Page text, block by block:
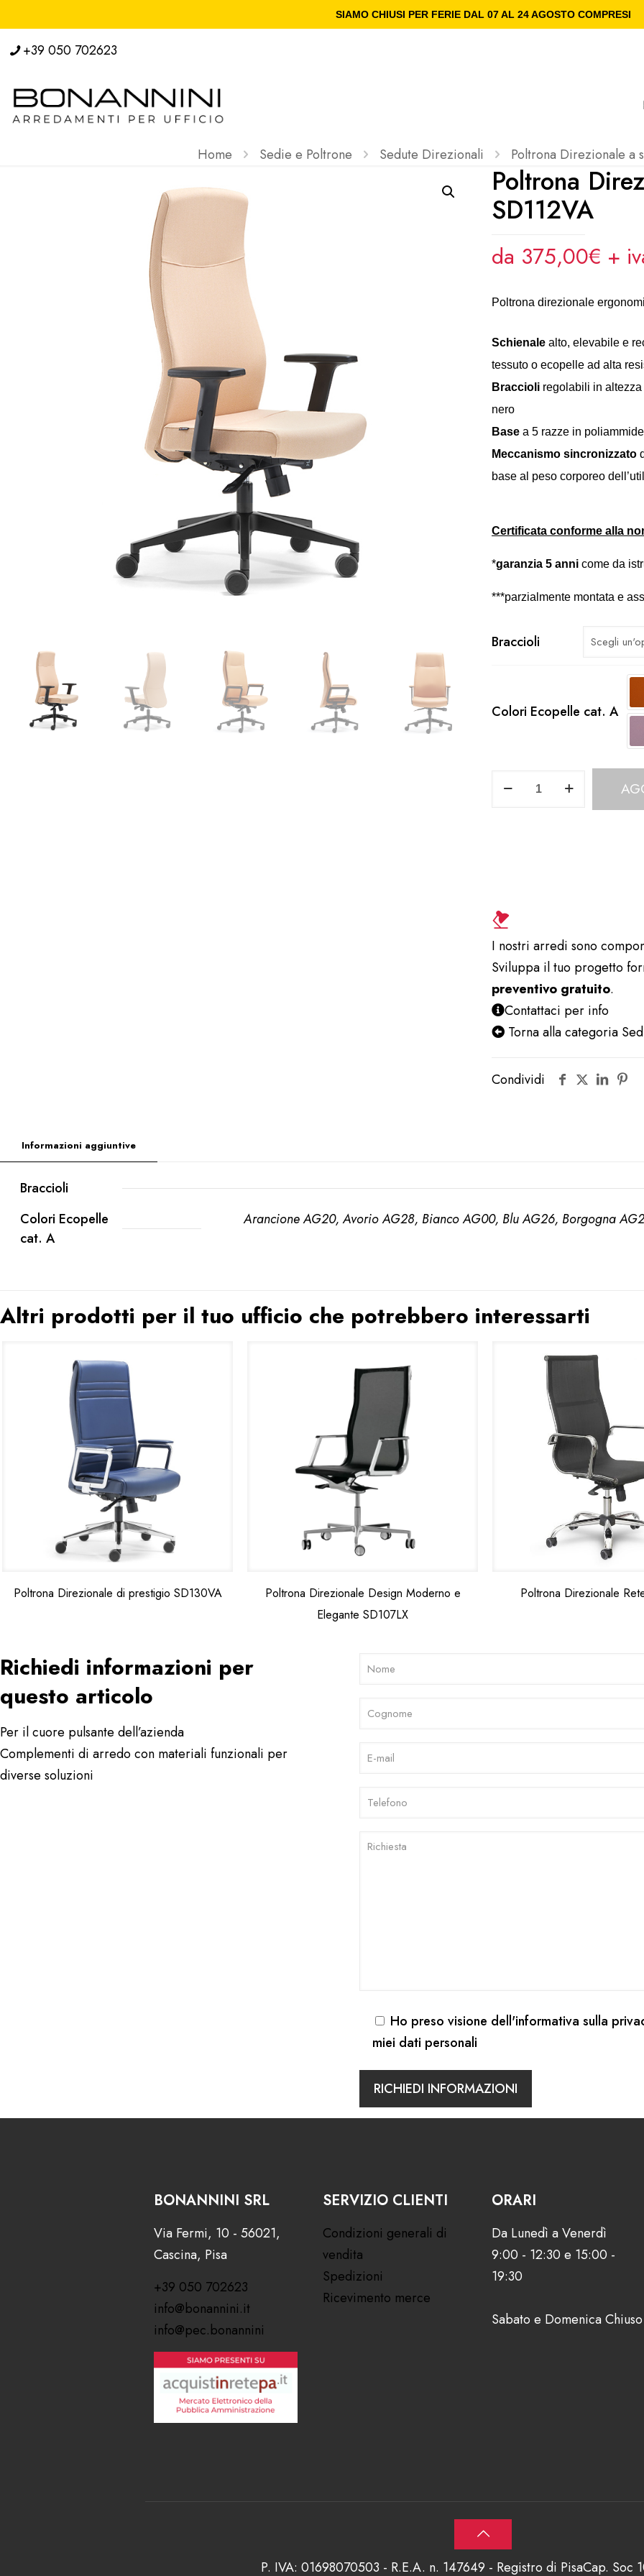
SIAMO CHIUSI PER FERIE DAL 07 AL 24 AGOSTO COMPRESI
+39 050 702623
Home Sedie e Poltrone Sedute Direzionali Poltrona Direzionale a
Poltrona
SD112VA
da 375,00€ +
Poltrona direzionale
Schienale alto, elevabile e
tessuto o ecopelle ad alta
Braccioli regolabili in
nero
Base a 5 razze in
Meccanismo sincronizzato
base al peso corporeo
Certificata conforme alla
*garanzia 5 anni come da
***parzialmente montata e
Braccioli
Colori Ecopelle cat. A
Poltrona
quantità
I nostri arredi sono
Sviluppa il tuo progetto
preventivo gratuito.
Contattaci per info
Torna alla categoria
Condividi
Informazioni aggiuntive
Braccioli
Colori Ecopelle
cat. A
Arancione AG20, Avorio AG28, Bianco AG00, Blu AG26, Borgogna
Altri prodotti per il tuo ufficio che potrebbero interessarti
Poltrona Direzionale di prestigio SD130VA
Poltrona Direzionale Design Moderno e
Elegante SD107LX
Poltrona Direzionale
Richiedi informazioni per
questo articolo
Per il cuore pulsante dell’azienda
Complementi di arredo con materiali funzionali per
diverse soluzioni
Ho preso visione dell'informativa sulla
miei dati personali
BONANNINI SRL
Via Fermi, 10 - 56021,
Cascina, Pisa
+39 050 702623
info@bonannini.it
info@pec.bonannini
SERVIZIO CLIENTI
Condizioni generali di
vendita
Spedizioni
Ricevimento merce
ORARI
Da Lunedì a Venerdì
9:00 - 12:30 e 15:00 -
19:30
Sabato e Domenica Chiuso
P. IVA: 01698070503 - R.E.A. n. 147649 - Registro di PisaCap. Soc